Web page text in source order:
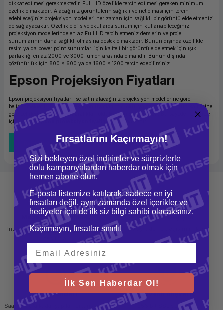
dikkat edilmesi gerekmektedir. Full HD özellikle tercih edilmesi gereken minimum
özellik olmaktadır. Alacağınız görüntülerin sağlıklı ve net olması için tercih
edebileceğiniz projeksiyon modelleri her zaman için sağlıklı bir görüntü elde etmenizi
de sağlayacaktır. Özellikle ofis ve okullarda sunum için kullanabileceğiniz
projeksiyon modellerinde en az Full HD tercih etmeniz derslerin ve proje
sunumlarının daha sağlıklı olmasına destek olmaktadır. Bunun dışında özellikle
resim ya da power point sunumları için kaliteli bir görüntü elde etmek için ışık
parlaklığı en az 2000 ve 3000 lümen arasında olmalıdır. Bunun dışında
çözünürlük için 800 x 600 ya da 1600 x 1200 tercih edebilirsiniz.
Epson Projeksiyon Fiyatları
Epson projeksiyon fiyatları ise satın alacağınız projeksiyon modellerine göre
belirlenmektedir. Epson projeksiyon fiyatları ofis, okul ya da projeksiyonun kalitesine
göre belirlenmektedir. Fiyat aralıkları oldukça geniş olmaktadır. Bu sayede her bütçe
için uygun epson projeksiyon fiyatları bulunmaktadır.
Tüm Bloglar
Mağazadan Teslimat
İnternetten sipariş et ve mağazadan
İade ve Değişim
Kolay iade ve değişim imkanı
Hızlı Gönderi
Saat 15.00'a kadar yapılan siparişlerde
Güvenli Alışveriş
256 bit SSL sertifikası
Fırsatlarını Kaçırmayın!
Sizi bekleyen özel indirimler ve sürprizlerle
dolu kampanyalardan haberdar olmak için
hemen abone olun.
E-posta listemize katılarak, sadece en iyi
fırsatları değil, aynı zamanda özel içerikler ve
hediyeler için de ilk siz bilgi sahibi olacaksınız.
Kaçırmayın, fırsatlar sınırlı!
İlk Sen Haberdar Ol!